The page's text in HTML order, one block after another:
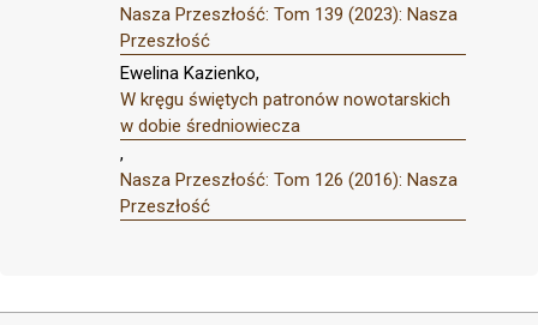
Nasza Przeszłość: Tom 139 (2023): Nasza
Przeszłość
Ewelina Kazienko,
W kręgu świętych patronów nowotarskich
w dobie średniowiecza
,
Nasza Przeszłość: Tom 126 (2016): Nasza
Przeszłość